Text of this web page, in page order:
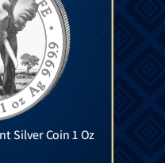
Silver Coin 1 Oz